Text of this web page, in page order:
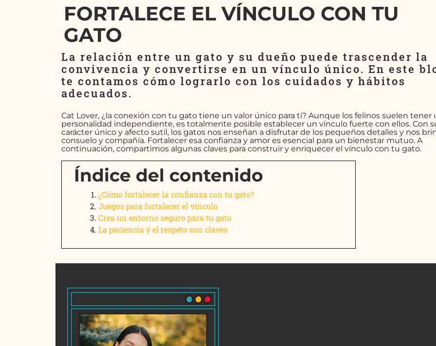
FORTALECE EL VÍNCULO CON TU
GATO
La relación entre un gato y su dueño puede trascender la
convivencia y convertirse en un vínculo único. En este
te contamos cómo lograrlo con los cuidados y hábitos
adecuados.
Cat Lover, ¿la conexión con tu gato tiene un valor único para ti? Aunque los felinos suelen tener
personalidad independiente, es totalmente posible establecer un vínculo fuerte con ellos. Con
carácter único y afecto sutil, los gatos nos enseñan a disfrutar de los pequeños detalles y nos
consuelo y compañía. Fortalecer esa confianza y amor es esencial para un bienestar mutuo. A
continuación, compartimos algunas claves para construir y enriquecer el vínculo con tu gato.
Índice del contenido
¿Cómo fortalecer la confianza con tu gato?
Juegos para fortalecer el vínculo
Crea un entorno seguro para tu gato
La paciencia y el respeto son claves